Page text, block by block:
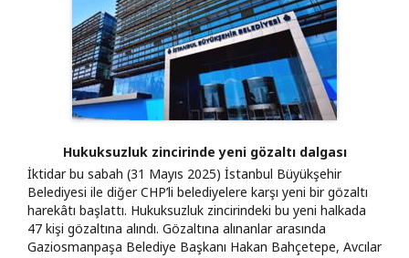
Hukuksuzluk zincirinde yeni gözaltı dalgası
İktidar bu sabah (31 Mayıs 2025) İstanbul Büyükşehir
Belediyesi ile diğer CHP’li belediyelere karşı yeni bir gözaltı
harekâtı başlattı. Hukuksuzluk zincirindeki bu yeni halkada
47 kişi gözaltına alındı. Gözaltına alınanlar arasında
Gaziosmanpaşa Belediye Başkanı Hakan Bahçetepe, Avcılar